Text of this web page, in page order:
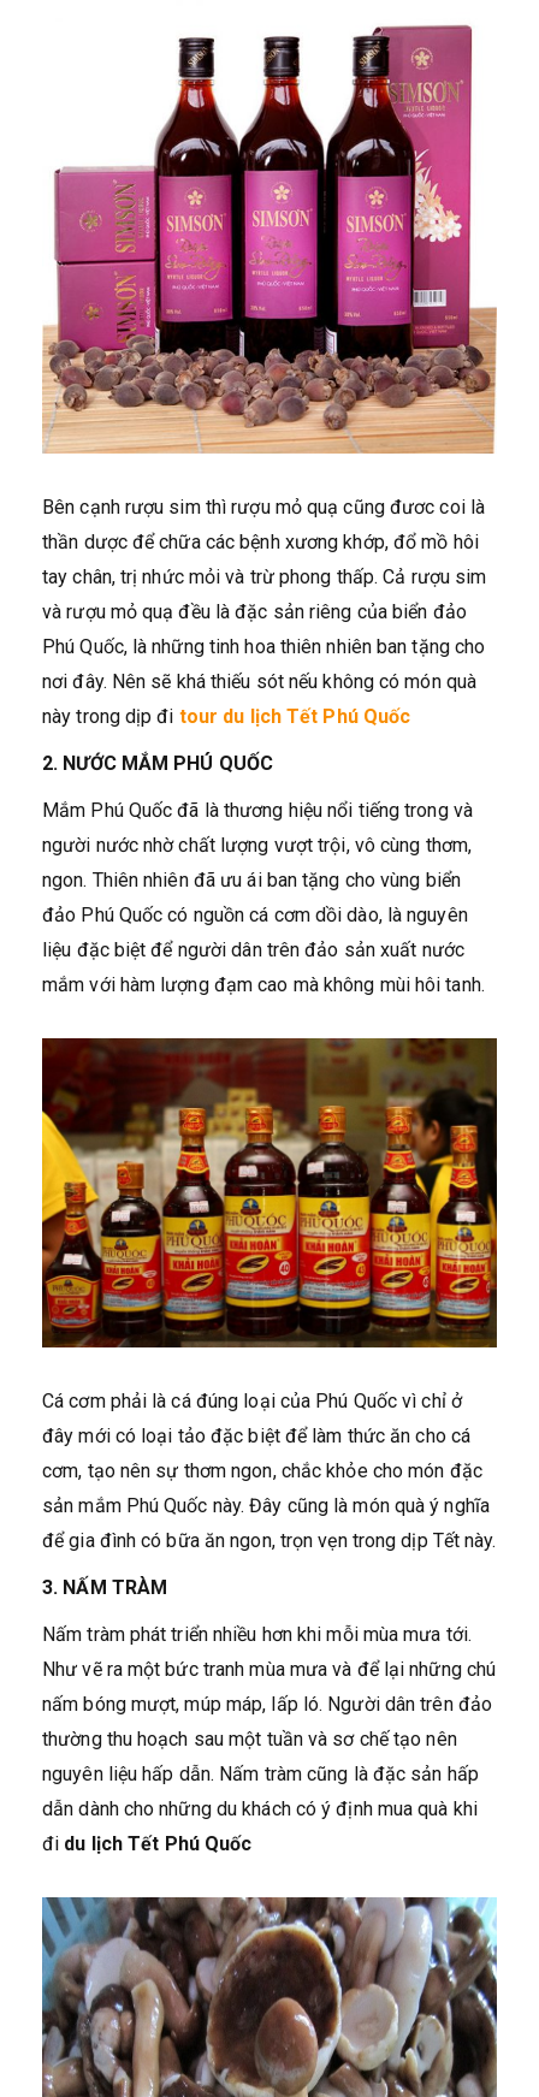
Bên cạnh rượu sim thì rượu mỏ quạ cũng đươc coi là
thần dược để chữa các bệnh xương khớp, đổ mồ hôi
tay chân, trị nhức mỏi và trừ phong thấp. Cả rượu sim
và rượu mỏ quạ đều là đặc sản riêng của biển đảo
Phú Quốc, là những tinh hoa thiên nhiên ban tặng cho
nơi đây. Nên sẽ khá thiếu sót nếu không có món quà
này trong dịp đi tour du lịch Tết Phú Quốc
2. NƯỚC MẮM PHÚ QUỐC
Mắm Phú Quốc đã là thương hiệu nổi tiếng trong và
người nước nhờ chất lượng vượt trội, vô cùng thơm,
ngon. Thiên nhiên đã ưu ái ban tặng cho vùng biển
đảo Phú Quốc có nguồn cá cơm dồi dào, là nguyên
liệu đặc biệt để người dân trên đảo sản xuất nước
mắm với hàm lượng đạm cao mà không mùi hôi tanh.
Cá cơm phải là cá đúng loại của Phú Quốc vì chỉ ở
đây mới có loại tảo đặc biệt để làm thức ăn cho cá
cơm, tạo nên sự thơm ngon, chắc khỏe cho món đặc
sản mắm Phú Quốc này. Đây cũng là món quà ý nghĩa
để gia đình có bữa ăn ngon, trọn vẹn trong dịp Tết này.
3. NẤM TRÀM
Nấm tràm phát triển nhiều hơn khi mỗi mùa mưa tới.
Như vẽ ra một bức tranh mùa mưa và để lại những chú
nấm bóng mượt, múp máp, lấp ló. Người dân trên đảo
thường thu hoạch sau một tuần và sơ chế tạo nên
nguyên liệu hấp dẫn. Nấm tràm cũng là đặc sản hấp
dẫn dành cho những du khách có ý định mua quà khi
đi du lịch Tết Phú Quốc